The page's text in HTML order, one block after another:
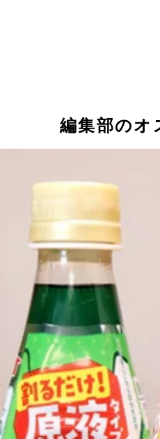
体感が出る。レンチン後に
）
チーズが熱でとろけてお
も相性抜群。フレーバーご
！ 崩れやすいのが気になる
）
んの定番。大根おろしがだ
、ささみ＋チーズ＋大葉の
能。シメで麺を入れ、軽く
ンプレミアム）
入。味噌ラーメンと味噌お
レンチン済みのレトルトキ
くかけるとほのかな塩気が
編集部のオ